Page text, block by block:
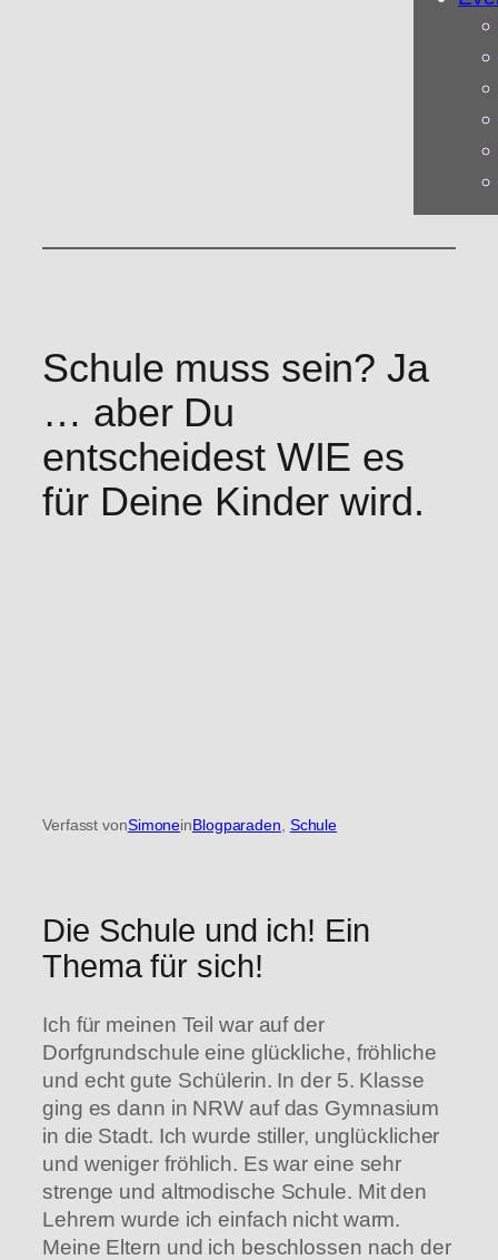
Schule muss sein? Ja
… aber Du
entscheidest WIE es
für Deine Kinder wird.
Verfasst vonSimoneinBlogparaden, Schule
Die Schule und ich! Ein
Thema für sich!
Ich für meinen Teil war auf der
Dorfgrundschule eine glückliche, fröhliche
und echt gute Schülerin. In der 5. Klasse
ging es dann in NRW auf das Gymnasium
in die Stadt. Ich wurde stiller, unglücklicher
und weniger fröhlich. Es war eine sehr
strenge und altmodische Schule. Mit den
Lehrern wurde ich einfach nicht warm.
Meine Eltern und ich beschlossen nach der